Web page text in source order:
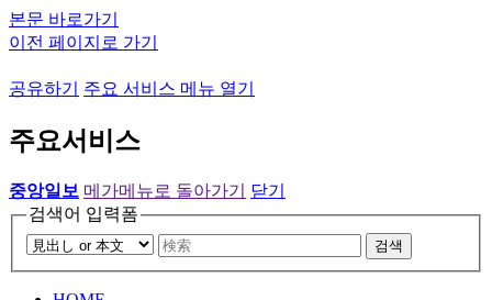
본문 바로가기
이전 페이지로 가기
공유하기 주요 서비스 메뉴 열기
주요서비스
중앙일보 메가메뉴로 돌아가기
닫기
검색어 입력폼
검색